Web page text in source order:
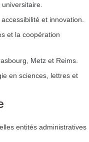
et innovation.
et la coopération
Metz et Reims.
en sciences, lettres et
entités administratives